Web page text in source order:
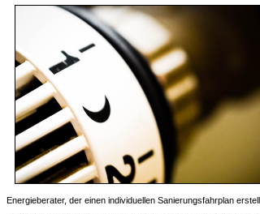
Energieberater, der einen individuellen Sanierungsfahrplan